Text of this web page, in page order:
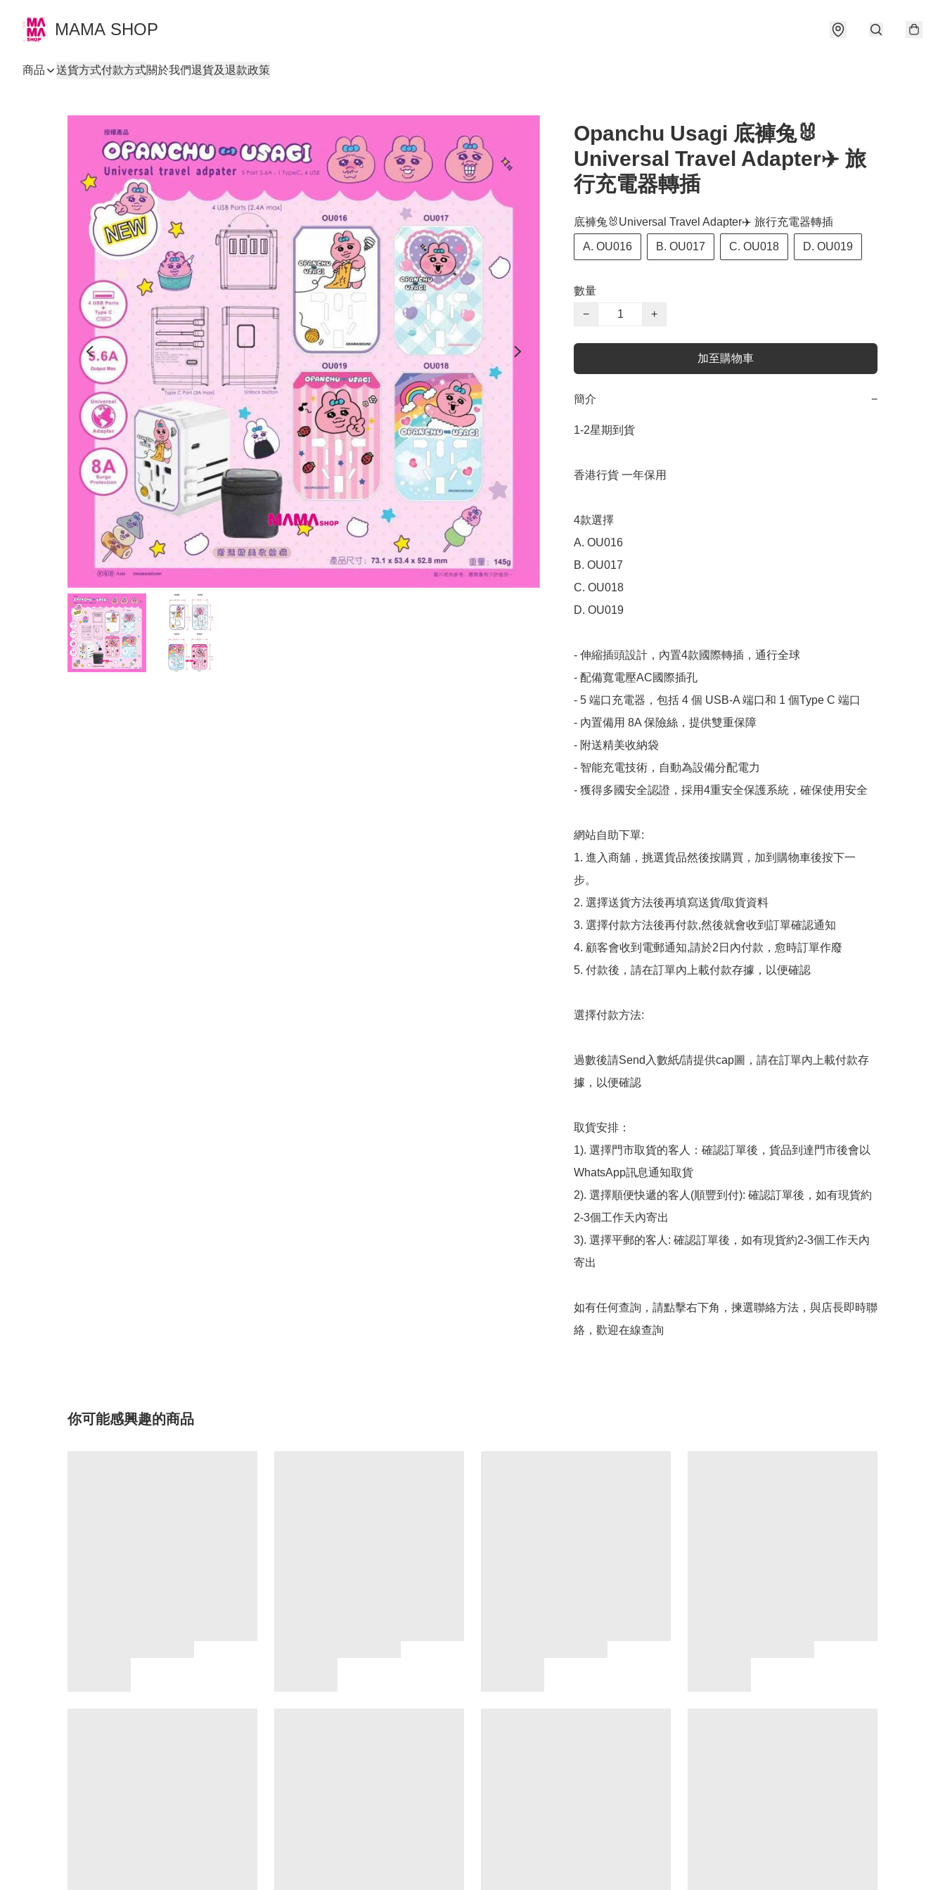
MAMA SHOP
商品 送貨方式付款方式關於我們退貨及退款政策
Opanchu Usagi 底褲兔🐰
Universal Travel Adapter✈️ 旅
行充電器轉插
底褲兔🐰Universal Travel Adapter✈️ 旅行充電器轉插
A. OU016 B. OU017 C. OU018 D. OU019
數量
−
+
加至購物車
簡介 −
1-2星期到貨
香港行貨 一年保用
4款選擇
A. OU016
B. OU017
C. OU018
D. OU019
- 伸縮插頭設計，內置4款國際轉插，通行全球
- 配備寬電壓AC國際插孔
- 5 端口充電器，包括 4 個 USB-A 端口和 1 個Type C 端口
- 內置備用 8A 保險絲，提供雙重保障
- 附送精美收納袋
- 智能充電技術，自動為設備分配電力
- 獲得多國安全認證，採用4重安全保護系統，確保使用安全
網站自助下單:
1. 進入商舖，挑選貨品然後按購買，加到購物車後按下一
步。
2. 選擇送貨方法後再填寫送貨/取貨資料
3. 選擇付款方法後再付款,然後就會收到訂單確認通知
4. 顧客會收到電郵通知,請於2日內付款，愈時訂單作廢
5. 付款後，請在訂單內上載付款存據，以便確認
選擇付款方法:
過數後請Send入數紙/請提供cap圖，請在訂單內上載付款存
據，以便確認
取貨安排：
1). 選擇門市取貨的客人：確認訂單後，貨品到達門市後會以
WhatsApp訊息通知取貨
2). 選擇順便快遞的客人(順豐到付): 確認訂單後，如有現貨約
2-3個工作天內寄出
3). 選擇平郵的客人: 確認訂單後，如有現貨約2-3個工作天內
寄出
如有任何查詢，請點擊右下角，揀選聯絡方法，與店長即時聯
絡，歡迎在線查詢
你可能感興趣的商品